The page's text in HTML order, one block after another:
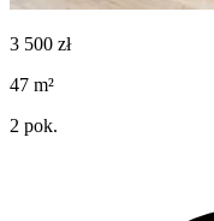
3 500 zł
47 m²
2 pok.